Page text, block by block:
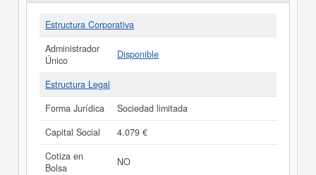
Estructura Corporativa
Administrador
Único
Disponible
Estructura Legal
Forma Jurídica
Sociedad limitada
Capital Social
4.079 €
Cotiza en
Bolsa
NO